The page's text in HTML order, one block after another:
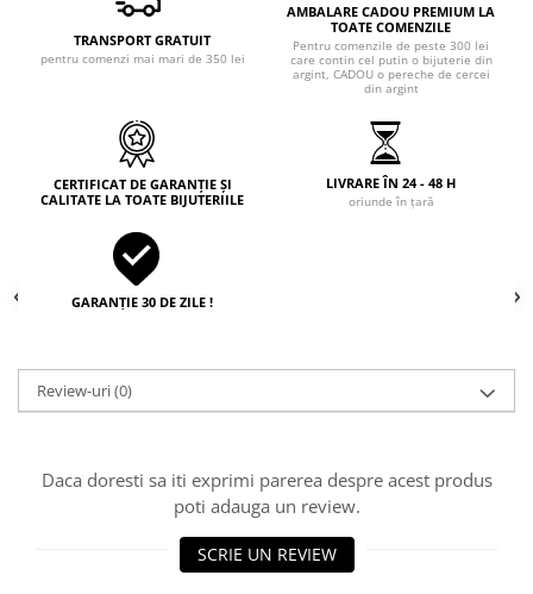
TRANSPORT GRATUIT
pentru comenzi mai mari de 350 lei
AMBALARE CADOU PREMIUM LA
TOATE COMENZILE
Pentru comenzile de peste 300 lei
care contin cel putin o bijuterie din
argint, CADOU o pereche de cercei
din argint
CERTIFICAT DE GARANȚIE ȘI
CALITATE LA TOATE BIJUTERIILE
LIVRARE ÎN 24 - 48 H
oriunde în țară
GARANȚIE 30 DE ZILE !
Review-uri(0)
Daca doresti sa iti exprimi parerea despre acest produs
poti adauga un review.
SCRIE UN REVIEW